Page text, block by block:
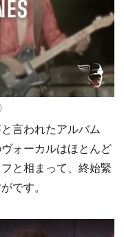
言われたアルバム
ォーカルはほとんど
と相まって、終始緊
です。